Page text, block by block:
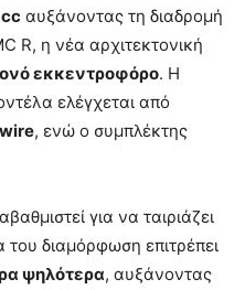
αυξάνοντας τη διαδρομή
R, η νέα αρχιτεκτονική
εκκεντροφόρο. Η
ελέγχεται από
, ενώ ο συμπλέκτης
για να ταιριάζει
διαμόρφωση επιτρέπει
ψηλότερα, αυξάνοντας